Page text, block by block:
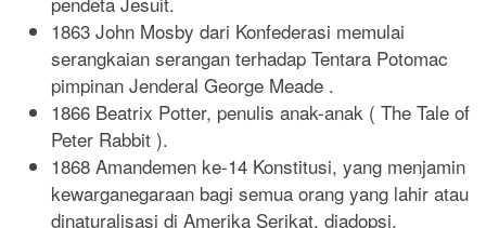
1863 John Mosby dari Konfederasi memulai
serangkaian serangan terhadap Tentara Potomac
pimpinan Jenderal George Meade .
1866 Beatrix Potter, penulis anak-anak ( The Tale of
Peter Rabbit ).
1868 Amandemen ke-14 Konstitusi, yang menjamin
kewarganegaraan bagi semua orang yang lahir atau
dinaturalisasi di Amerika Serikat, diadopsi.